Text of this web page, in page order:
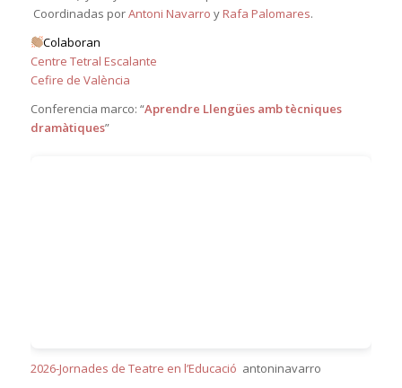
Coordinadas porAntoni Navarro y Rafa Palomares.
Colaboran
Centre Tetral Escalante
Cefire de València
Conferencia marco: “Aprendre Llengües amb tècniques
dramàtiques”
2026-Jornades de Teatre en l’Educació antoninavarro